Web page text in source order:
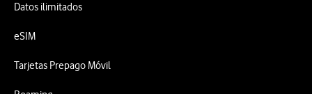
Datos ilimitados
eSIM
Tarjetas Prepago Móvil